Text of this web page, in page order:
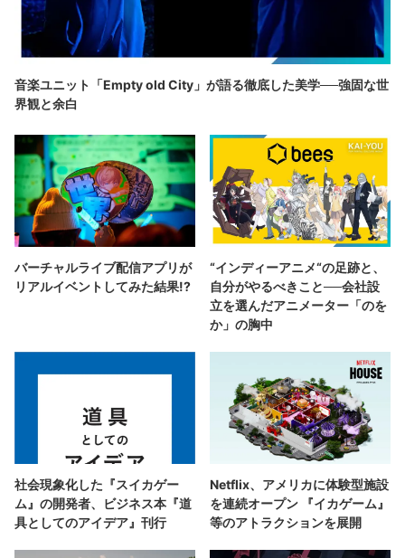
音楽ユニット「Empty old City」が語る徹底した美学──強固な世
界観と余白
バーチャルライブ配信アプリが
リアルイベントしてみた結果!?
“インディーアニメ“の足跡と、
自分がやるべきこと──会社設
立を選んだアニメーター「のを
か」の胸中
社会現象化した『スイカゲー
ム』の開発者、ビジネス本『道
具としてのアイデア』刊行
Netflix、アメリカに体験型施設
を連続オープン 『イカゲーム』
等のアトラクションを展開